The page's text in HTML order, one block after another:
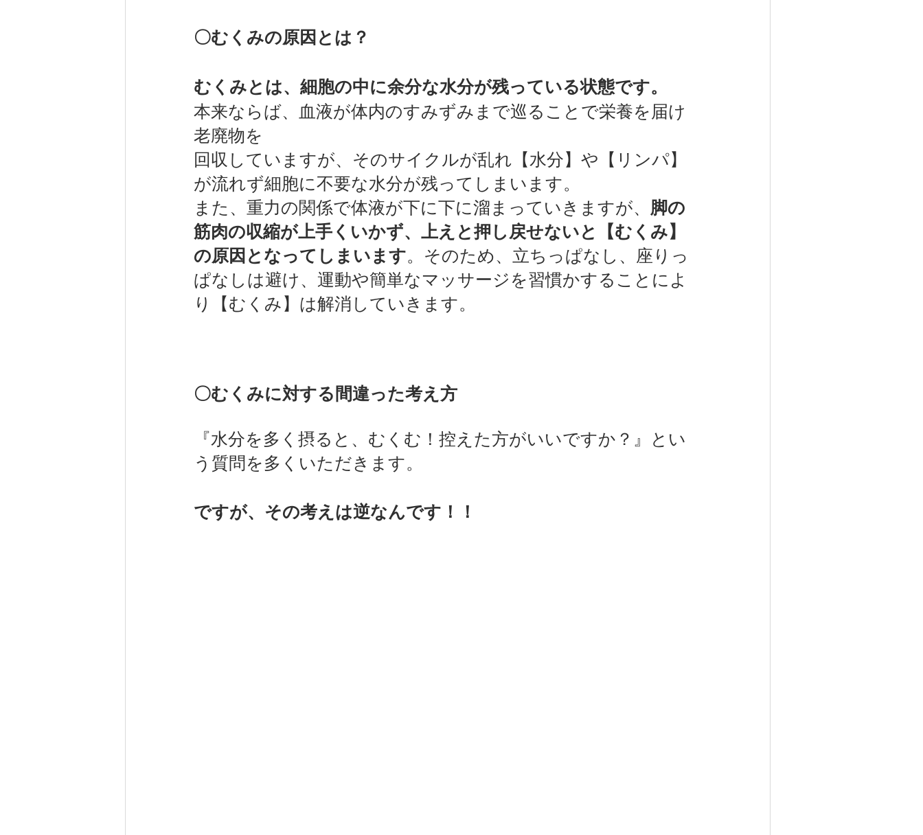
〇むくみの原因とは？
むくみとは、細胞の中に余分な水分が残っている状態です。
本来ならば、血液が体内のすみずみまで巡ることで栄養を届け
老廃物を
回収していますが、そのサイクルが乱れ【水分】や【リンパ】
が流れず細胞に不要な水分が残ってしまいます。
また、重力の関係で体液が下に下に溜まっていきますが、 脚の
筋肉の収縮が上手くいかず、上えと押し戻せないと【むくみ】
の原因となってしまいます。そのため、立ちっぱなし、座りっ
ぱなしは避け、運動や簡単なマッサージを習慣かすることによ
り【むくみ】は解消していきます。
〇むくみに対する間違った考え方
『水分を多く摂ると、むくむ！控えた方がいいですか？』とい
う質問を多くいただきます。
ですが、その考えは逆なんです！！